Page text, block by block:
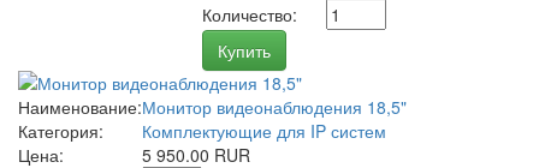
Количество:
Купить
Наименование:Монитор видеонаблюдения 18,5"
Категория:
Комплектующие для IP систем
Цена:
5 950.00 RUR